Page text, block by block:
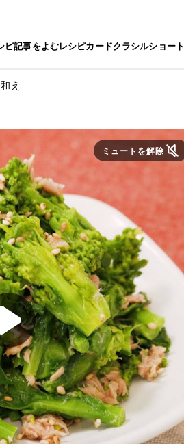
ピ記事をよむレシピカードクラシルショート
え
ミュートを解除